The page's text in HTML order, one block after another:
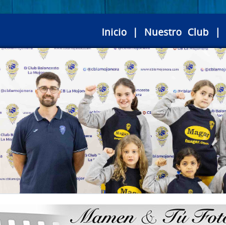
Inicio| Nuestro Club |